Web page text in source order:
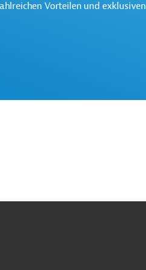
Vorteilen und exklusiven